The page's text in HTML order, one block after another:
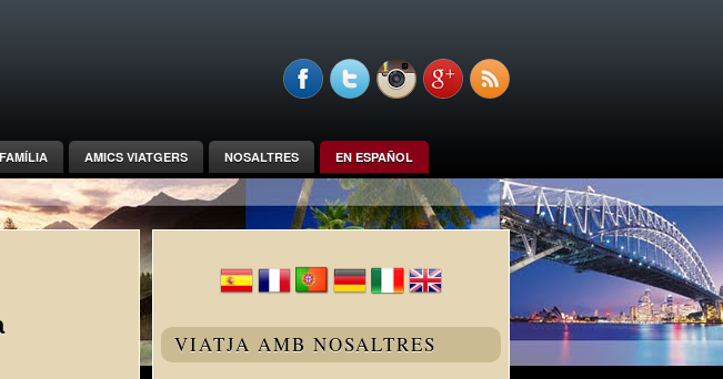
AMICS VIATGERS NOSALTRES EN ESPAÑOL
VIATJA AMB NOSALTRES